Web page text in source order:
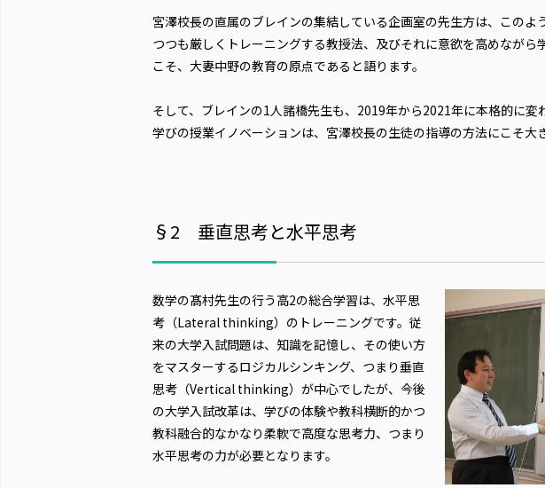
宮澤校長の直属のブレインの集結している企画室の先生方は、このよ
つつも厳しくトレーニングする教授法、及びそれに意欲を高めながら
こそ、大妻中野の教育の原点であると語ります。
そして、ブレインの1人諸橋先生も、2019年から2021年に本格的に変
学びの授業イノベーションは、宮澤校長の生徒の指導の方法にこそ大
§2 垂直思考と水平思考
数学の髙村先生の行う高2の総合学習は、水平思
考（Lateral thinking）のトレーニングです。従
来の大学入試問題は、知識を記憶し、その使い方
をマスターするロジカルシンキング、つまり垂直
思考（Vertical thinking）が中心でしたが、今後
の大学入試改革は、学びの体験や教科横断的かつ
教科融合的なかなり柔軟で高度な思考力、つまり
水平思考の力が必要となります。